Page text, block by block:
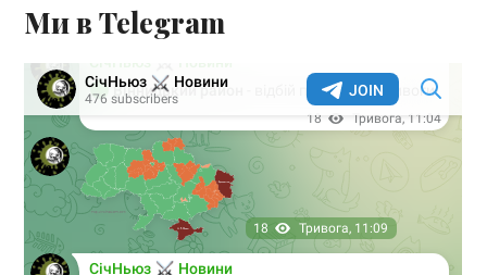
Ми в Telegram